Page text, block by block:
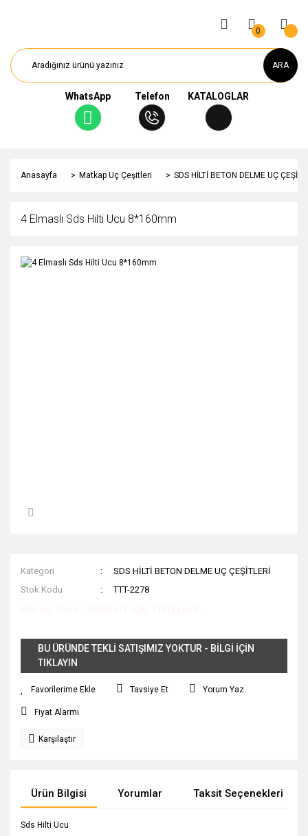
ARA
WhatsApp Telefon KATALOGLAR
0
Anasayfa Matkap Uç Çeşitleri SDS HİLTİ BETON DELME UÇ
4 Elmaslı Sds Hilti Ucu 8*160mm
Kategori
SDS HİLTİ BETON DELME UÇ ÇEŞİTLERİ
Stok Kodu
TTT-2278
BU ÜRÜNDE TEKLİ SATIŞIMIZ YOKTUR - BİLGİ İÇİN
TIKLAYIN
Tavsiye Et Yorum Yaz
Fiyat Alarmı
Karşılaştır
Ürün Bilgisi Yorumlar Taksit Seçenekleri
Sds Hilti Ucu